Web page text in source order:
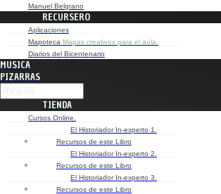
Manuel Belgrano
RECURSERO
Aplicaciones
Mapoteca Mapas creativos para el aula.
Diarios del Bicentenario
MUSICA
PIZARRAS
TIENDA
Cursos Online.
El Historiador In-experto 1.
Recursos de este Libro
El Historiador In-experto 2.
Recursos de este Libro
El Historiador In-experto 3.
Recursos de este Libro